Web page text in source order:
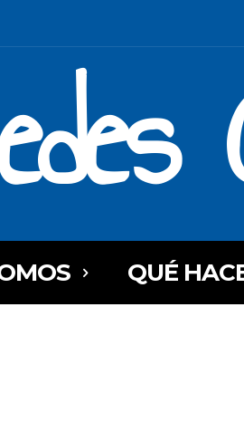
QUÉ